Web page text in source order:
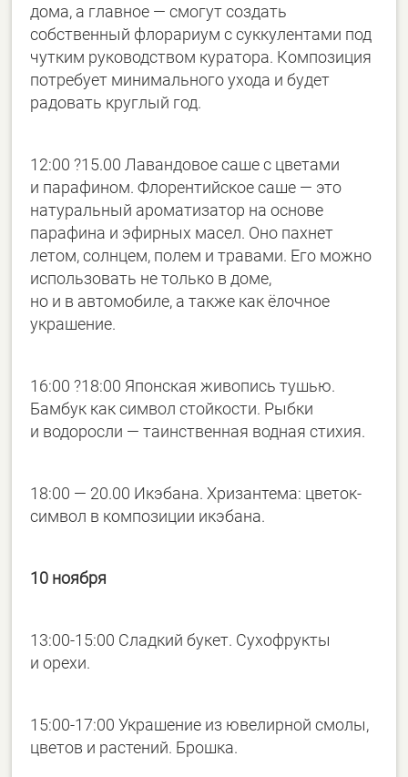
дома, а главное — смогут создать
собственный флорариум с суккулентами под
чутким руководством куратора. Композиция
потребует минимального ухода и будет
радовать круглый год.
12:00 ?15.00 Лавандовое саше с цветами
и парафином. Флорентийское саше — это
натуральный ароматизатор на основе
парафина и эфирных масел. Оно пахнет
летом, солнцем, полем и травами. Его можно
использовать не только в доме,
но и в автомобиле, а также как ёлочное
украшение.
16:00 ?18:00 Японская живопись тушью.
Бамбук как символ стойкости. Рыбки
и водоросли — таинственная водная стихия.
18:00 — 20.00 Икэбана. Хризантема: цветок-
символ в композиции икэбана.
10 ноября
13:00-15:00 Сладкий букет. Сухофрукты
и орехи.
15:00-17:00 Украшение из ювелирной смолы,
цветов и растений. Брошка.